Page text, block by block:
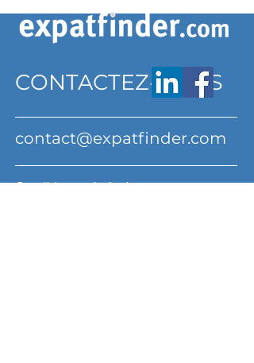
CONTACTEZ-NOUS
contact@expatfinder.com
Conditions générales